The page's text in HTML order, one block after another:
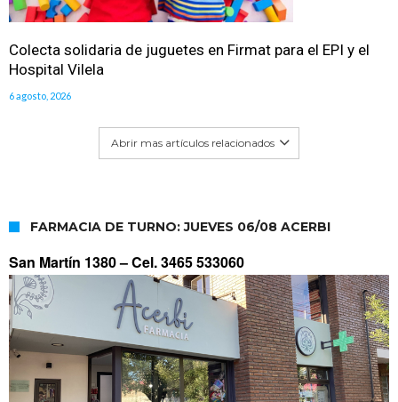
Colecta solidaria de juguetes en Firmat para el EPI y el
Hospital Vilela
6 agosto, 2026
Abrir mas artículos relacionados
FARMACIA DE TURNO: JUEVES 06/08 ACERBI
San Martín 1380 –Cel. 3465 533060